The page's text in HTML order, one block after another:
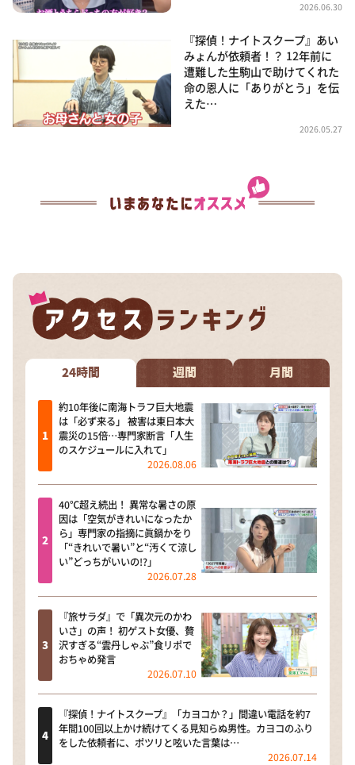
2026.06.30
『探偵！ナイトスクープ』あい
みょんが依頼者！？ 12年前に
遭難した生駒山で助けてくれた
命の恩人に「ありがとう」を伝
えた…
2026.05.27
24時間 週間 月間
約10年後に南海トラフ巨大地震
は「必ず来る」 被害は東日本大
震災の15倍…専門家断言「人生
のスケジュールに入れて」
2026.08.06
40℃超え続出！ 異常な暑さの原
因は「空気がきれいになったか
ら」専門家の指摘に眞鍋かをり
「“きれいで暑い”と“汚くて涼し
い”どっちがいいの!?」
2026.07.28
『旅サラダ』で「異次元のかわ
いさ」の声！ 初ゲスト女優、贅
沢すぎる“雲丹しゃぶ”食リポで
おちゃめ発言
2026.07.10
『探偵！ナイトスクープ』「カヨコか？」間違い電話を約7
年間100回以上かけ続けてくる見知らぬ男性。カヨコのふり
をした依頼者に、ポツリと呟いた言葉は…
2026.07.14